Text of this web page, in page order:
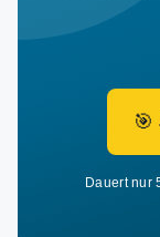
🎯
Dauert nur